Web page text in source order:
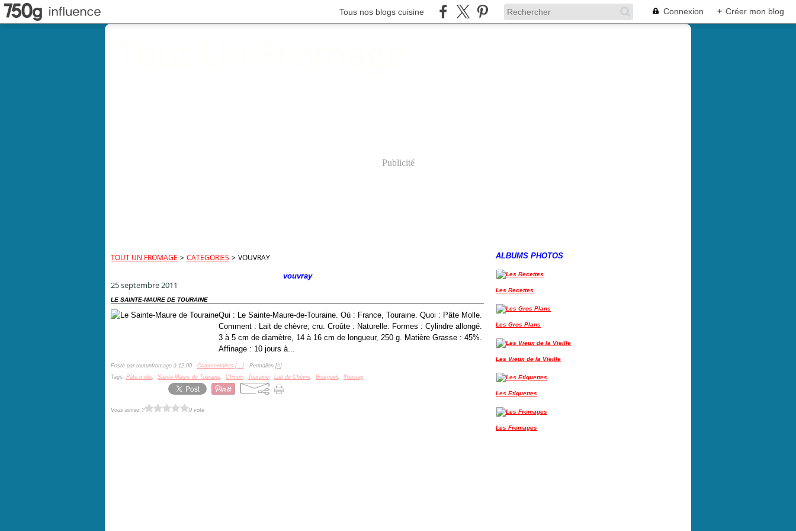
Tous nos blogs cuisine Connexion + Créer mon blog
Publicité
TOUT UN FROMAGE > CATEGORIES > VOUVRAY
vouvray
25 septembre 2011
LE SAINTE-MAURE DE TOURAINE
Qui : Le Sainte-Maure-de-Touraine. Où : France, Touraine. Quoi : Pâte Molle.
Comment : Lait de chèvre, cru. Croûte : Naturelle. Formes : Cylindre allongé.
3 à 5 cm de diamètre, 14 à 16 cm de longueur, 250 g. Matière Grasse : 45%.
Affinage : 10 jours à...
Posté par toutunfromage à 12:00 - Commentaires […] - Permalien [#]
Tags: Pâte molle, Sainte-Maure de Touraine, Chinon, Touraine, Lait de Chèvre, Bourgueil, Vouvray
Vous aimez ? 0 vote
ALBUMS PHOTOS
Les Recettes
Les Gros Plans
Les Vieux de la Vieille
Les Etiquettes
Les Fromages